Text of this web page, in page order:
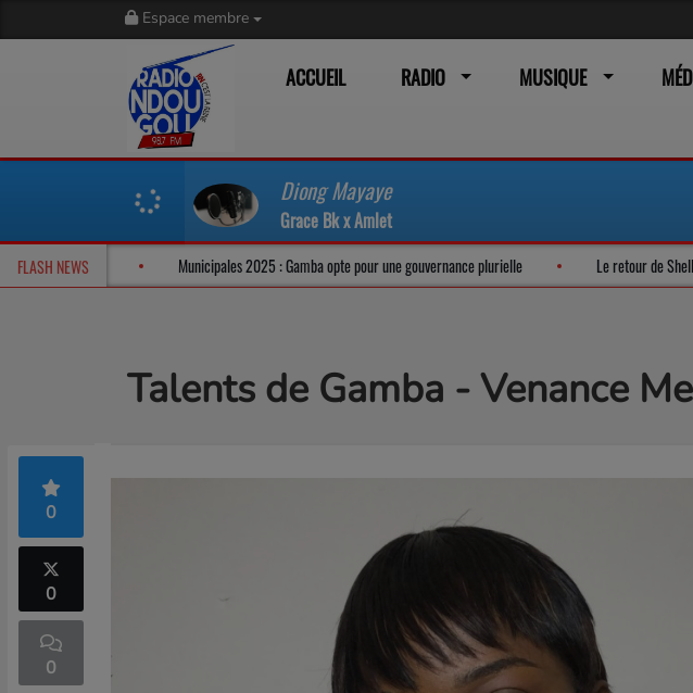
Espace membre
ACCUEIL RADIO MUSIQUE
Diong Mayaye
Grace Bk x Amlet
FLASH NEWS
à Libreville dans un climat tendu Municipales 2025 : Gamba opte pour une gouvernance plurielle
Talents de Gamba - Venance
0
0
0